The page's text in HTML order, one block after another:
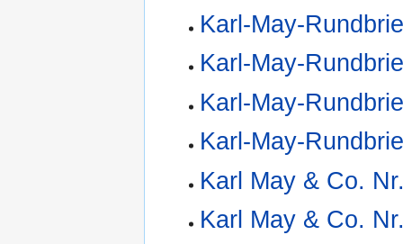
Karl-May-
Karl-May-
Karl-May-
Karl-May-
Karl May & Co.
Karl May & Co.